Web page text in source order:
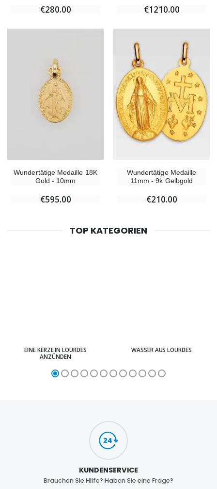
€280.00 €1210.00
Wundertätige Medaille 18K
Gold - 10mm
€595.00
Wundertätige Medaille
11mm - 9k Gelbgold
€210.00
TOP KATEGORIEN
EINE KERZE IN LOURDES
ANZÜNDEN
WASSER AUS LOURDES
KUNDENSERVICE
Brauchen Sie Hilfe? Haben Sie eine Frage?